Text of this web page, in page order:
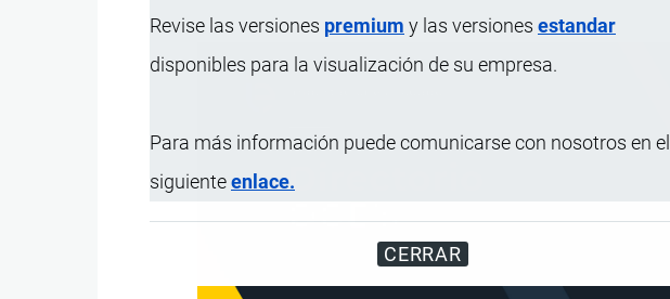
Revise las versiones premium y las versiones estandar
disponibles para la visualización de su empresa.
Para más información puede comunicarse con nosotros en el
siguienteenlace.
CERRAR